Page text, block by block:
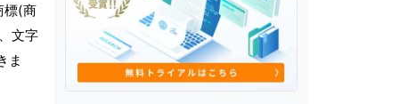
標(商
文字
ま